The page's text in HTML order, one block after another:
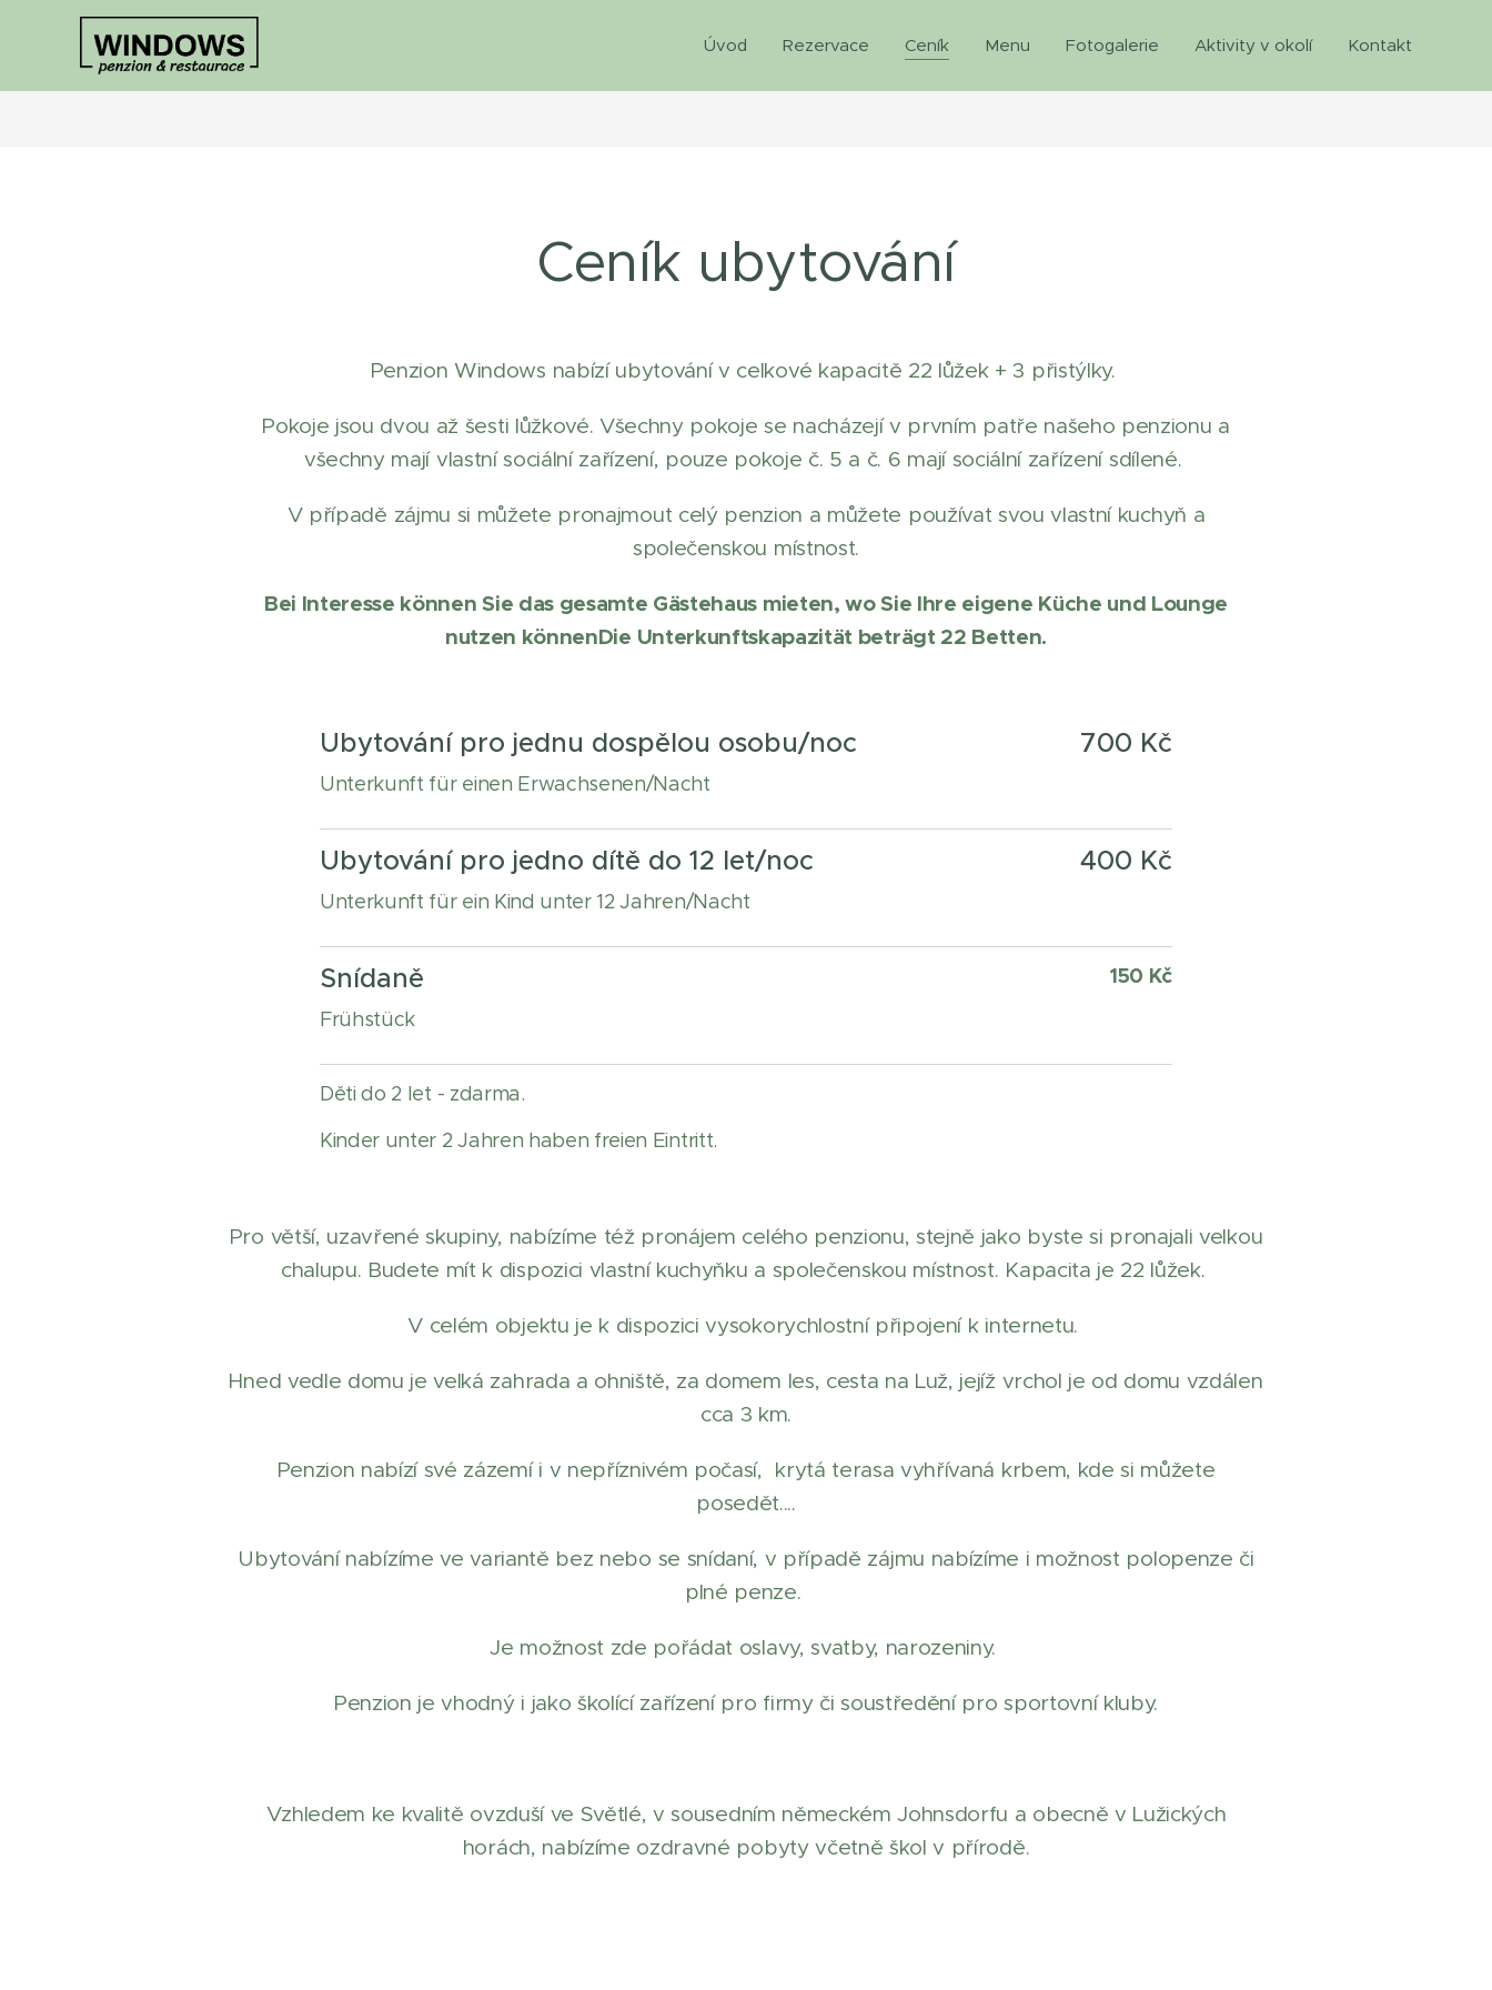
Úvod Rezervace Ceník Menu Fotogalerie Aktivity v okolí Kontakt
Ceník ubytování
Penzion Windows nabízí ubytování v celkové kapacitě 22 lůžek + 3 přistýlky.
Pokoje jsou dvou až šesti lůžkové. Všechny pokoje se nacházejí v prvním patře našeho penzionu a
všechny mají vlastní sociální zařízení, pouze pokoje č. 5 a č. 6 mají sociální zařízení sdílené.
V případě zájmu si můžete pronajmout celý penzion a můžete používat svou vlastní kuchyň a
společenskou místnost.
Bei Interesse können Sie das gesamte Gästehaus mieten, wo Sie Ihre eigene Küche und Lounge
nutzen könnenDie Unterkunftskapazität beträgt 22 Betten.
Ubytování pro jednu dospělou osobu/noc
Unterkunft für einen Erwachsenen/Nacht
700 Kč
Ubytování pro jedno dítě do 12 let/noc
Unterkunft für ein Kind unter 12 Jahren/Nacht
400 Kč
Snídaně
Frühstück
150 Kč
Děti do 2 let - zdarma.
Kinder unter 2 Jahren haben freien Eintritt.
Pro větší, uzavřené skupiny, nabízíme též pronájem celého penzionu, stejně jako byste si pronajali velkou
chalupu. Budete mít k dispozici vlastní kuchyňku a společenskou místnost. Kapacita je 22 lůžek.
V celém objektu je k dispozici vysokorychlostní připojení k internetu.
Hned vedle domu je velká zahrada a ohniště, za domem les, cesta na Luž, jejíž vrchol je od domu vzdálen
cca 3 km.
Penzion nabízí své zázemí i v nepříznivém počasí, krytá terasa vyhřívaná krbem, kde si můžete
posedět....
Ubytování nabízíme ve variantě bez nebo se snídaní, v případě zájmu nabízíme i možnost polopenze či
plné penze.
Je možnost zde pořádat oslavy, svatby, narozeniny.
Penzion je vhodný i jako školící zařízení pro firmy či soustředění pro sportovní kluby.
Vzhledem ke kvalitě ovzduší ve Světlé, v sousedním německém Johnsdorfu a obecně v Lužických
horách, nabízíme ozdravné pobyty včetně škol v přírodě.